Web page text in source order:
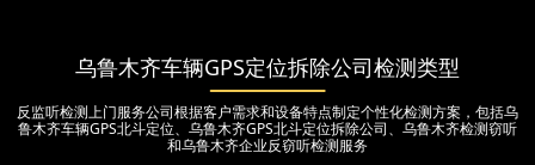
乌鲁木齐车辆GPS定位拆除公司检测类型
反监听检测上门服务公司根据客户需求和设备特点制定个性化检测方案，包括乌
鲁木齐车辆GPS北斗定位、乌鲁木齐GPS北斗定位拆除公司、乌鲁木齐检测窃听
和乌鲁木齐企业反窃听检测服务